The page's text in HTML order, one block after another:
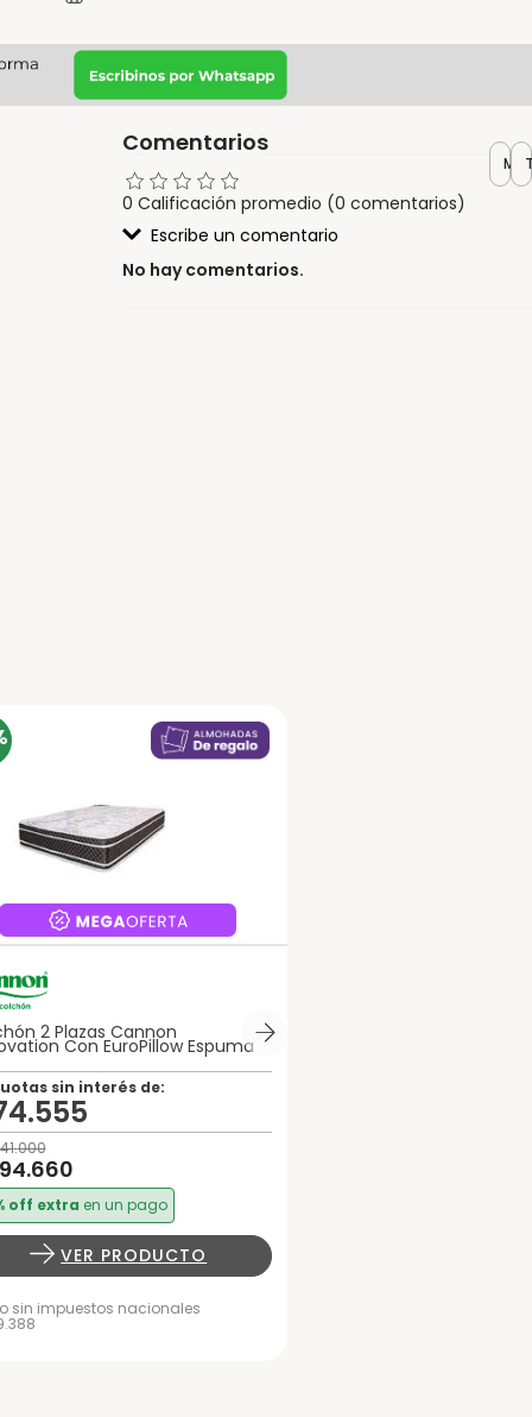
Comentarios
0 Calificación promedio (0 comentarios)
Escribe un comentario
Enviar comentario
No hay comentarios.
2 Plazas Cannon
Con EuroPillow Espuma
sin interés de:
.555
.000
.660
off extra en un pago
VER PRODUCTO
sin impuestos nacionales